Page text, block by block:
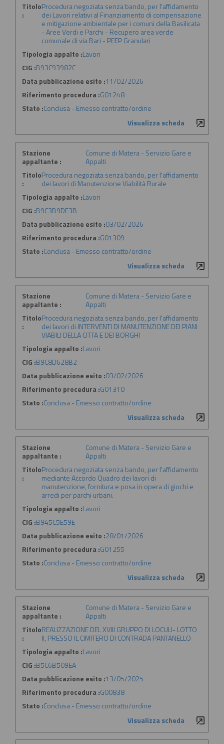
Titolo
:
Procedura negoziata senza bando, per l'affidamento
dei Lavori relativi al Finanziamento di compensazione
e mitigazione ambientale per i comuni della Basilicata
- Aree Verdi e Parchi - Recupero area verde
comunale di via Bari - PEEP Granulari
Tipologia appalto :Lavori
CIG :B93C93982C
Data pubblicazione esito :11/02/2026
Riferimento procedura :G01248
Stato :Conclusa - Emesso contratto/ordine
Visualizza scheda
Stazione
appaltante :
Comune di Matera - Servizio Gare e
Appalti
Titolo
:
Procedura negoziata senza bando, per l'affidamento
dei lavori di Manutenzione Viabilità Rurale
Tipologia appalto :Lavori
CIG :B9C3B9DE3B
Data pubblicazione esito :03/02/2026
Riferimento procedura :G01309
Stato :Conclusa - Emesso contratto/ordine
Visualizza scheda
Stazione
appaltante :
Comune di Matera - Servizio Gare e
Appalti
Titolo
:
Procedura negoziata senza bando, per l'affidamento
dei lavori di INTERVENTI DI MANUTENZIONE DEI PIANI
VIABILI DELLA CITTA E DEI BORGHI
Tipologia appalto :Lavori
CIG :B9C8D628B2
Data pubblicazione esito :03/02/2026
Riferimento procedura :G01310
Stato :Conclusa - Emesso contratto/ordine
Visualizza scheda
Stazione
appaltante :
Comune di Matera - Servizio Gare e
Appalti
Titolo
:
Procedura negoziata senza bando, per l'affidamento
mediante Accordo Quadro dei lavori di
manutenzione, fornitura e posa in opera di giochi e
arredi per parchi urbani.
Tipologia appalto :Lavori
CIG :B945C5E59E
Data pubblicazione esito :28/01/2026
Riferimento procedura :G01255
Stato :Conclusa - Emesso contratto/ordine
Visualizza scheda
Stazione
appaltante :
Comune di Matera - Servizio Gare e
Appalti
Titolo
:
REALIZZAZIONE DEL XVIII GRUPPO DI LOCULI- LOTTO
II, PRESSO IL CIMITERO DI CONTRADA PANTANELLO
Tipologia appalto :Lavori
CIG :B5C6B509EA
Data pubblicazione esito :13/05/2025
Riferimento procedura :G00838
Stato :Conclusa - Emesso contratto/ordine
Visualizza scheda